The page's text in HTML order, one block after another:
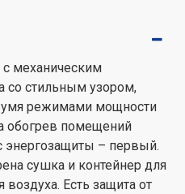
с механическим
со стильным узором,
режимами мощности
обогрев помещений
– первый.
сушка и контейнер для
воздуха. Есть защита от